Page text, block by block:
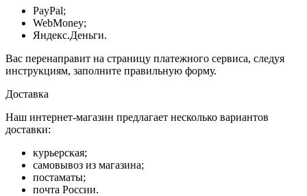
PayPal;
WebMoney;
Яндекс.Деньги.
Вас перенаправит на страницу платежного сервиса, следуя
инструкциям, заполните правильную форму.
Доставка
Наш интернет-магазин предлагает несколько вариантов
доставки:
курьерская;
самовывоз из магазина;
постаматы;
почта России.